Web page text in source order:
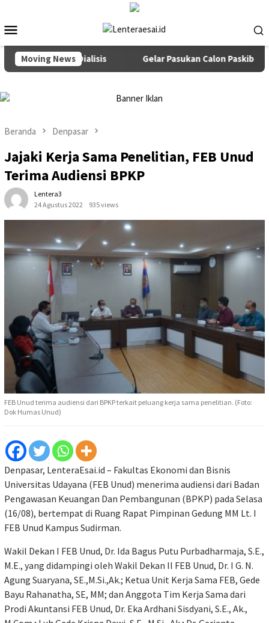
konten
Mobile
Moving News
Pejuang Dialisis Gelar Pasukan Calon Paskibraka
Beranda Denpasar
Jajaki Kerja Sama Penelitian, FEB Unud
Terima Audiensi BPKP
Lentera3
24 Agustus 2022
935 views
FEB Unud terima audiensi dari BPKP terkait peluang kerja sama penelitian. (Foto:
Dok Humas Unud)
Denpasar, LenteraEsai.id – Fakultas Ekonomi dan Bisnis
Universitas Udayana (FEB Unud) menerima audiensi dari Badan
Pengawasan Keuangan Dan Pembangunan (BPKP) pada Selasa
(16/08), bertempat di Ruang Rapat Pimpinan Gedung MM Lt. I
FEB Unud Kampus Sudirman.
Wakil Dekan I FEB Unud, Dr. Ida Bagus Putu Purbadharmaja, S.E.,
M.E., yang didampingi oleh Wakil Dekan II FEB Unud, Dr. I G. N.
Agung Suaryana, SE.,M.Si.,Ak.; Ketua Unit Kerja Sama FEB, Gede
Bayu Rahanatha, SE, MM; dan Anggota Tim Kerja Sama dari
Prodi Akuntansi FEB Unud, Dr. Eka Ardhani Sisdyani, S.E., Ak.,